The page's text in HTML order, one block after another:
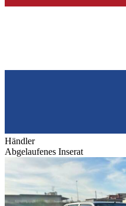
Händler
Abgelaufenes Inserat